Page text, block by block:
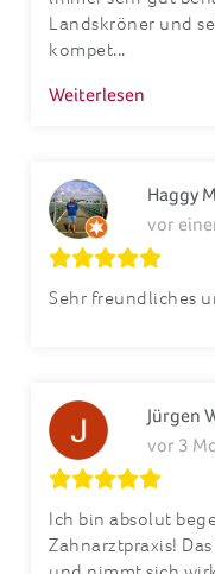
kompet...
Weiterlesen
vor
Sehr freundliches
vor 3
Ich bin absolut
Zahnarztpraxis!
und nimmt sich
Die Behand...